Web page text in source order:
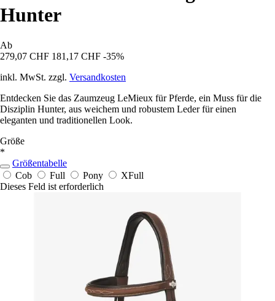
Hunter
Ab
279,07 CHF 181,17 CHF -35%
inkl. MwSt. zzgl. Versandkosten
Entdecken Sie das Zaumzeug LeMieux für Pferde, ein Muss für die
Disziplin Hunter, aus weichem und robustem Leder für einen
eleganten und traditionellen Look.
Größe
*
Größentabelle
Cob
Full Pony
XFull
Dieses Feld ist erforderlich